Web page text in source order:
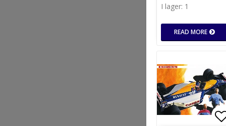
I lager: 1
READ MORE